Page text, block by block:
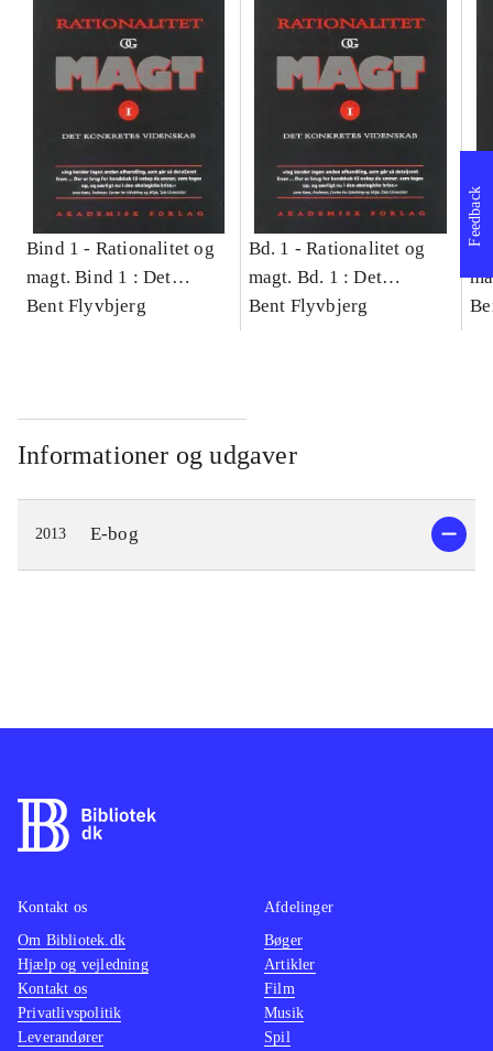
Bind 1 - Rationalitet og
magt. Bind 1 : Det
konkretes videnskab
Bent Flyvbjerg
Bd. 1 -Rationalitet og
magt. Bd. 1 : Det
konkretes videnskab
Bent Flyvbjerg
Informationer og udgaver
2013 E-bog
Feedback
Kontakt os
Om Bibliotek.dk
Hjælp og vejledning
Kontakt os
Privatlivspolitik
Leverandører
Afdelinger
Bøger
Artikler
Film
Musik
Spil